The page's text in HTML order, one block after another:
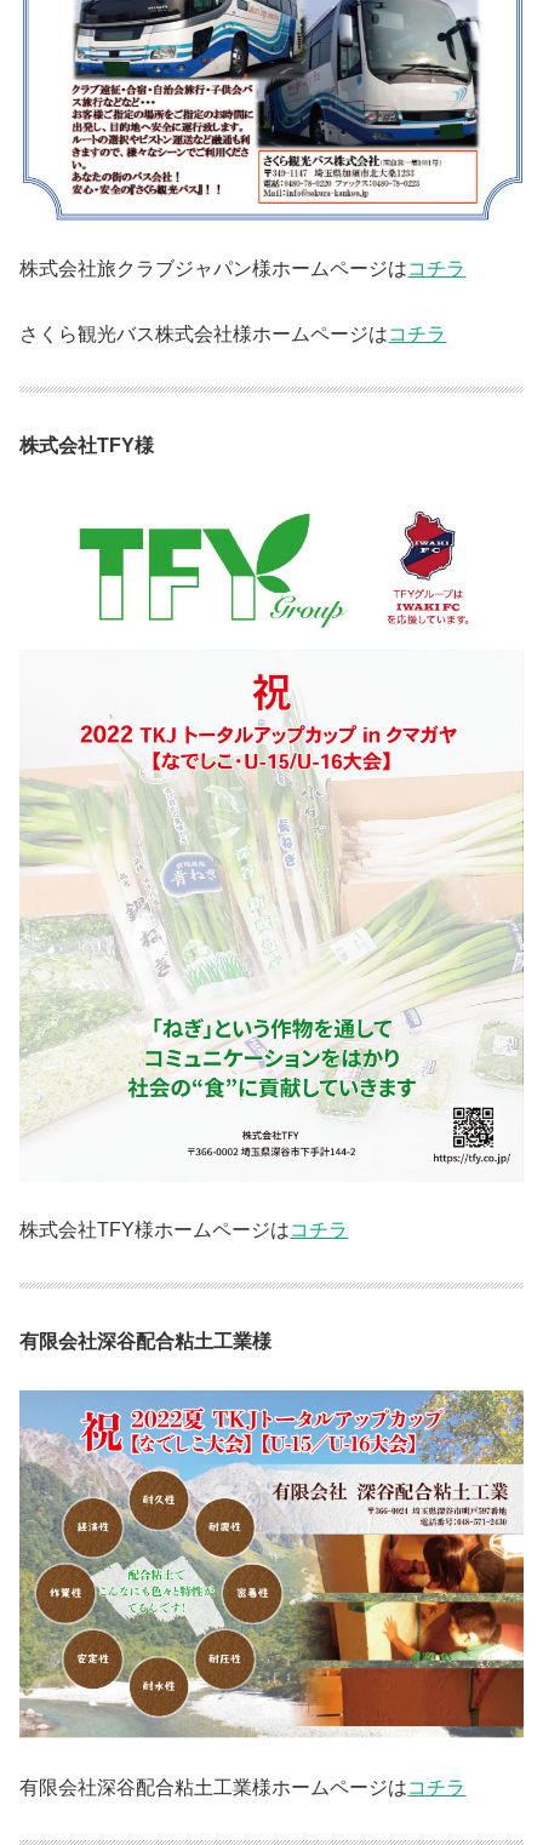
株式会社旅クラブジャパン様ホームページはコチラ
さくら観光バス株式会社様ホームページはコチラ
株式会社TFY様
株式会社TFY様ホームページはコチラ
有限会社深谷配合粘土工業様
有限会社深谷配合粘土工業様ホームページはコチラ